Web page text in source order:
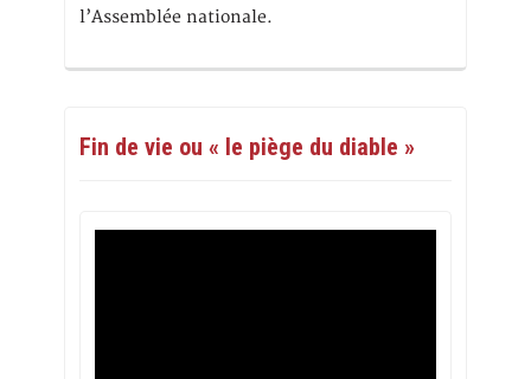
l’Assemblée nationale.
Fin de vie ou « le piège du diable »